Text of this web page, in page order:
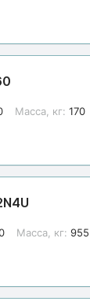
Масса, кг: 170
Масса, кг: 955